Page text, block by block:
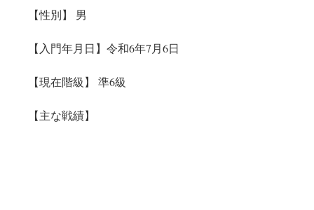
【性別】 男
【入門年月日】令和6年7月6日
【現在階級】 準6級
【主な戦績】